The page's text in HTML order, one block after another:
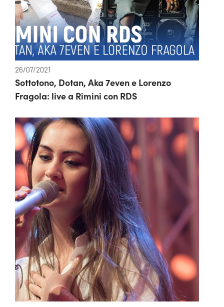
26/07/2021
Sottotono, Dotan, Aka 7even e Lorenzo
Fragola: live a Rimini con RDS